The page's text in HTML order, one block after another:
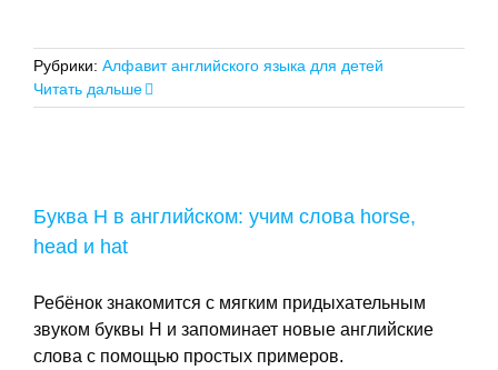
Рубрики: Алфавит английского языка для детей
Читать дальше
Буква H в английском: учим слова horse,
head и hat
Ребёнок знакомится с мягким придыхательным
звуком буквы H и запоминает новые английские
слова с помощью простых примеров.